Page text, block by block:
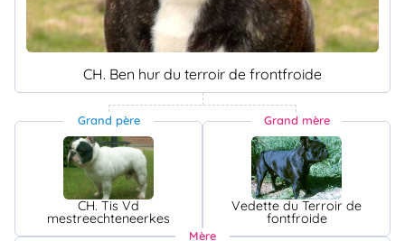
CH. Ben hur du terroir de frontfroide
Grand père
CH. Tis Vd
mestreechteneerkes
Grand mère
Vedette du Terroir de
fontfroide
Mère